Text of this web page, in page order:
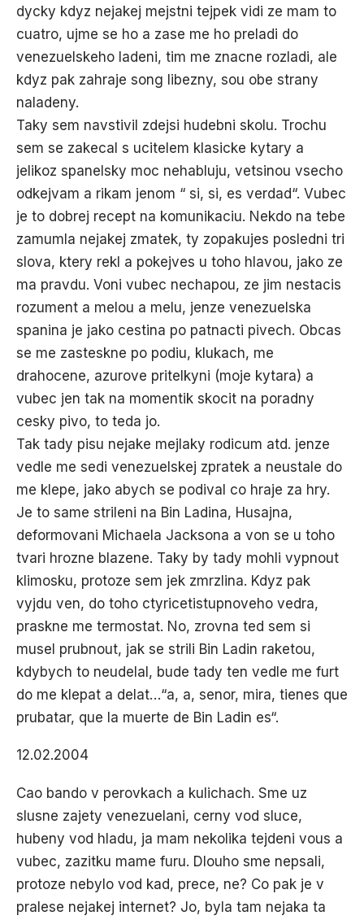
dycky kdyz nejakej mejstni tejpek vidi ze mam to
cuatro, ujme se ho a zase me ho preladi do
venezuelskeho ladeni, tim me znacne rozladi, ale
kdyz pak zahraje song libezny, sou obe strany
naladeny.
Taky sem navstivil zdejsi hudebni skolu. Trochu
sem se zakecal s ucitelem klasicke kytary a
jelikoz spanelsky moc nehabluju, vetsinou vsecho
odkejvam a rikam jenom “ si, si, es verdad“. Vubec
je to dobrej recept na komunikaciu. Nekdo na tebe
zamumla nejakej zmatek, ty zopakujes posledni tri
slova, ktery rekl a pokejves u toho hlavou, jako ze
ma pravdu. Voni vubec nechapou, ze jim nestacis
rozument a melou a melu, jenze venezuelska
spanina je jako cestina po patnacti pivech. Obcas
se me zasteskne po podiu, klukach, me
drahocene, azurove pritelkyni (moje kytara) a
vubec jen tak na momentik skocit na poradny
cesky pivo, to teda jo.
Tak tady pisu nejake mejlaky rodicum atd. jenze
vedle me sedi venezuelskej zpratek a neustale do
me klepe, jako abych se podival co hraje za hry.
Je to same strileni na Bin Ladina, Husajna,
deformovani Michaela Jacksona a von se u toho
tvari hrozne blazene. Taky by tady mohli vypnout
klimosku, protoze sem jek zmrzlina. Kdyz pak
vyjdu ven, do toho ctyricetistupnoveho vedra,
praskne me termostat. No, zrovna ted sem si
musel prubnout, jak se strili Bin Ladin raketou,
kdybych to neudelal, bude tady ten vedle me furt
do me klepat a delat…“a, a, senor, mira, tienes que
prubatar, que la muerte de Bin Ladin es“.
12.02.2004
Cao bando v perovkach a kulichach. Sme uz
slusne zajety venezuelani, cerny vod sluce,
hubeny vod hladu, ja mam nekolika tejdeni vous a
vubec, zazitku mame furu. Dlouho sme nepsali,
protoze nebylo vod kad, prece, ne? Co pak je v
pralese nejakej internet? Jo, byla tam nejaka ta